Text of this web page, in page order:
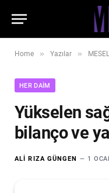
Home » Yazılar »
HER DAIM
Yükselen
bilanço ve
ALI RIZA GÜNGEN 1